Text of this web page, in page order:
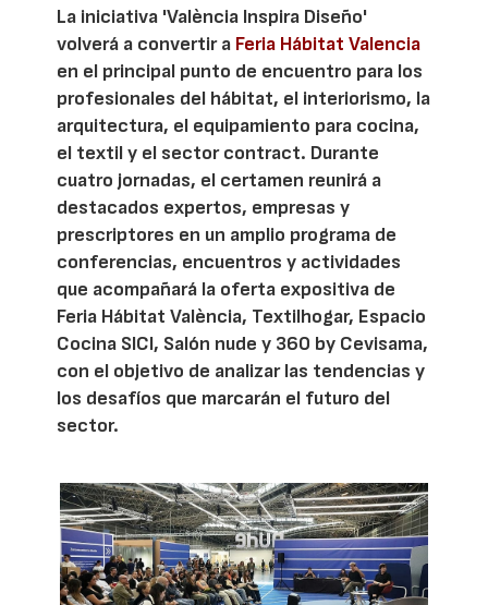
La iniciativa 'València Inspira Diseño'
volverá a convertir a Feria Hábitat Valencia
en el principal punto de encuentro para los
profesionales del hábitat, el interiorismo, la
arquitectura, el equipamiento para cocina,
el textil y el sector contract. Durante
cuatro jornadas, el certamen reunirá a
destacados expertos, empresas y
prescriptores en un amplio programa de
conferencias, encuentros y actividades
que acompañará la oferta expositiva de
Feria Hábitat València, Textilhogar, Espacio
Cocina SICI, Salón nude y 360 by Cevisama,
con el objetivo de analizar las tendencias y
los desafíos que marcarán el futuro del
sector.